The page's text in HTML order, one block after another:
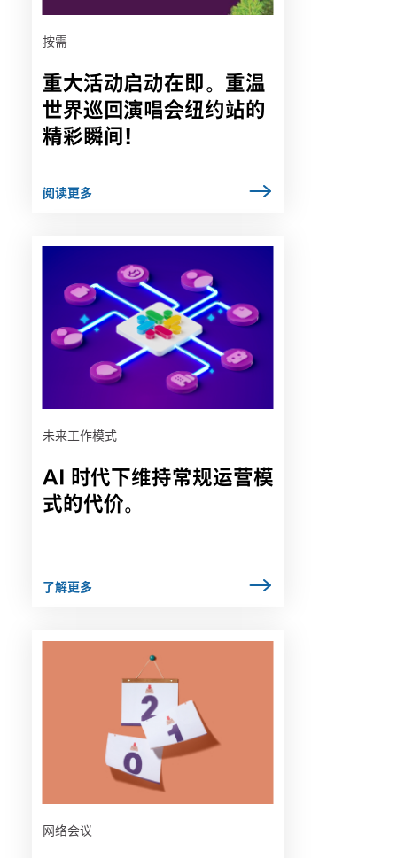
项
卡
打
开
按需
重大活动启动在即。重温
世界巡回演唱会纽约站的
精彩瞬间！
阅读更多
链
项
卡
打
开
未来工作模式
AI 时代下维持常规运营模
式的代价。
了解更多
链
项
卡网络会议